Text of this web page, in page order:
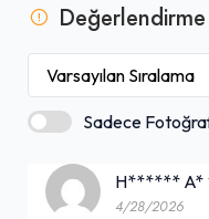
Sadece
H****** A*
4/28/2026